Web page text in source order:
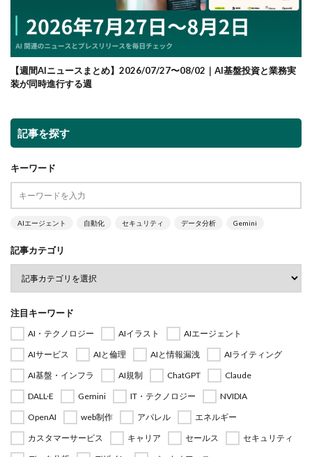
【週間AIニュースまとめ】2026/07/27〜08/02｜AI基盤投資と業務実
装が同時進行する週
記事を探す
キーワード
AIエージェント 自動化 セキュリティ データ分析 Gemini
記事カテゴリ
注目キーワード
AI・テクノロジー AIイラスト
AIエージェント
AIサービス
AIと倫理 AIと情報漏洩
AIライティング
AI基盤・インフラ
AI規制 ChatGPT
Claude
DALL·E
Gemini IT・テクノロジー
NVIDIA
OpenAI
web制作 アパレル
エネルギー
カスタマーサービス
キャリア セールス
セキュリティ